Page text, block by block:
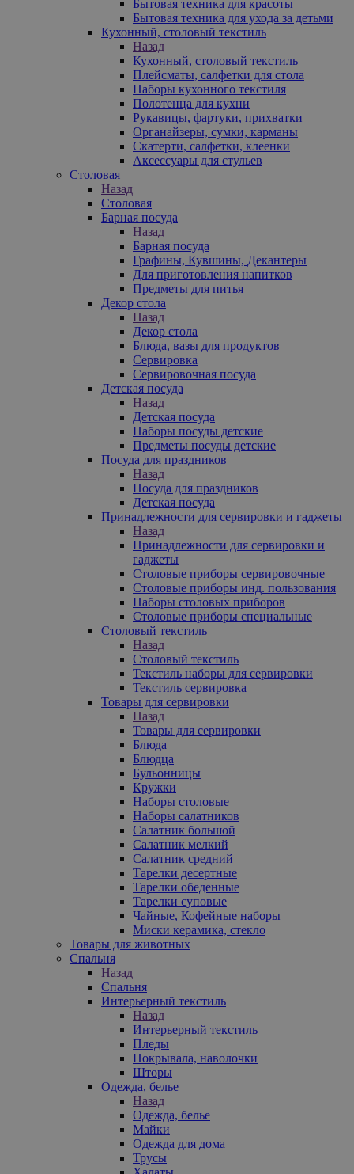
Бытовая техника для красоты
Бытовая техника для ухода за детьми
Кухонный, столовый текстиль
Назад
Кухонный, столовый текстиль
Плейсматы, салфетки для стола
Наборы кухонного текстиля
Полотенца для кухни
Рукавицы, фартуки, прихватки
Органайзеры, сумки, карманы
Скатерти, салфетки, клеенки
Аксессуары для стульев
Столовая
Назад
Столовая
Барная посуда
Назад
Барная посуда
Графины, Кувшины, Декантеры
Для приготовления напитков
Предметы для питья
Декор стола
Назад
Декор стола
Блюда, вазы для продуктов
Сервировка
Сервировочная посуда
Детская посуда
Назад
Детская посуда
Наборы посуды детские
Предметы посуды детские
Посуда для праздников
Назад
Посуда для праздников
Детская посуда
Принадлежности для сервировки и гаджеты
Назад
Принадлежности для сервировки и
гаджеты
Столовые приборы сервировочные
Столовые приборы инд. пользования
Наборы столовых приборов
Столовые приборы специальные
Столовый текстиль
Назад
Столовый текстиль
Текстиль наборы для сервировки
Текстиль сервировка
Товары для сервировки
Назад
Товары для сервировки
Блюда
Блюдца
Бульонницы
Кружки
Наборы столовые
Наборы салатников
Салатник большой
Салатник мелкий
Салатник средний
Тарелки десертные
Тарелки обеденные
Тарелки суповые
Чайные, Кофейные наборы
Миски керамика, стекло
Товары для животных
Спальня
Назад
Спальня
Интерьерный текстиль
Назад
Интерьерный текстиль
Пледы
Покрывала, наволочки
Шторы
Одежда, белье
Назад
Одежда, белье
Майки
Одежда для дома
Трусы